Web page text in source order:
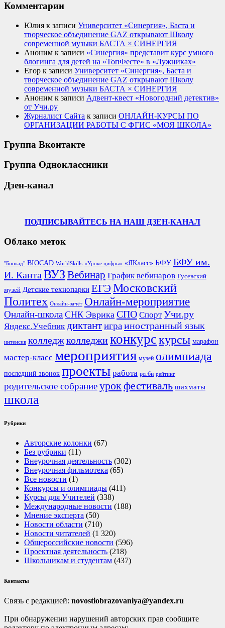
Комментарии
Юлия к записи Университет «Синергия», Баста и
творческое объединение GAZ открывают Школу
современной музыки БАСТА × СИНЕРГИЯ
Аноним к записи «Синергия» представит курс умного
блогинга для детей на «ТопФесте» в «Лужниках»
Егор к записи Университет «Синергия», Баста и
творческое объединение GAZ открывают Школу
современной музыки БАСТА × СИНЕРГИЯ
Аноним к записи Адвент-квест «Новогодний детектив»
от Учи.ру
Журналист Сайта к записи ОНЛАЙН-КУРСЫ ПО
ОРГАНИЗАЦИИ РАБОТЫ С ФГИС «МОЯ ШКОЛА»
Группа Вконтакте
Группа Одноклассники
Дзен-канал
ПОДПИСЫВАЙТЕСЬ НА НАШ ДЗЕН-КАНАЛ
Облако меток
"Биокад" BIOCAD WorldSkills «Уроке цифры» «ЯКласс» БФУ БФУ им.
И. Канта ВУЗ Вебинар График вебинаров Гусевский
музей Детские технопарки ЕГЭ Московский
Политех Онлайн-зачёт Онлайн-мероприятие
Онлайн-школа СНК Эврика СПО Спорт Учи.ру
Яндекс.Учебник диктантиграиностранный язык
интенсив колледжколледжиконкурскурсы марафон
мастер-класс мероприятия музей олимпиада
последний звонок проекты работа регби рейтинг
родительское собраниеурокфестиваль шахматы
школа
Рубрики
Авторские колонки (67)
Без рубрики (11)
Внеурочная деятельность (302)
Внеурочная фильмотека (65)
Все новости (1)
Конкурсы и олимпиады (411)
Курсы для Учителей (338)
Международные новости (188)
Мнение эксперта (50)
Новости области (710)
Новости читателей (1 320)
Общероссийские новости (596)
Проектная деятельность (218)
Школьникам и студентам (437)
Контакты
Связь с редакцией: novostiobrazovaniya@yandex.ru
При обнаружении нарушений авторских прав сообщите